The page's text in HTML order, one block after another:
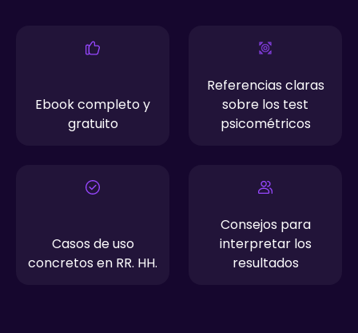
Ebook completo y
gratuito
Referencias claras
sobre los test
psicométricos
Casos de uso
concretos en RR. HH.
Consejos para
interpretar los
resultados